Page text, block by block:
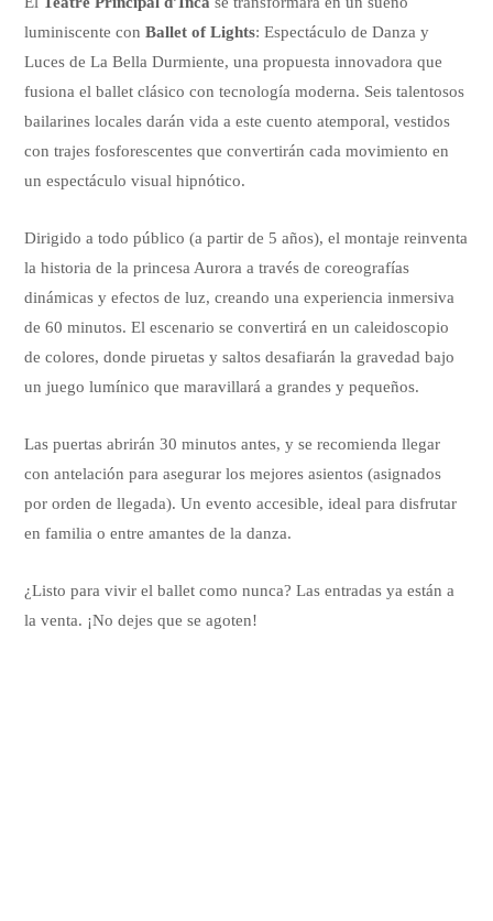
luminiscente conBallet of Lights: Espectáculo de Danza y
Luces de La Bella Durmiente, una propuesta innovadora que
fusiona el ballet clásico con tecnología moderna. Seis talentosos
bailarines locales darán vida a este cuento atemporal, vestidos
con trajes fosforescentes que convertirán cada movimiento en
un espectáculo visual hipnótico.
Dirigido a todo público (a partir de 5 años), el montaje reinventa
la historia de la princesa Aurora a través de coreografías
dinámicas y efectos de luz, creando una experiencia inmersiva
de 60 minutos. El escenario se convertirá en un caleidoscopio
de colores, donde piruetas y saltos desafiarán la gravedad bajo
un juego lumínico que maravillará a grandes y pequeños.
Las puertas abrirán 30 minutos antes, y se recomienda llegar
con antelación para asegurar los mejores asientos (asignados
por orden de llegada). Un evento accesible, ideal para disfrutar
en familia o entre amantes de la danza.
¿Listo para vivir el ballet como nunca? Las entradas ya están a
la venta. ¡No dejes que se agoten!